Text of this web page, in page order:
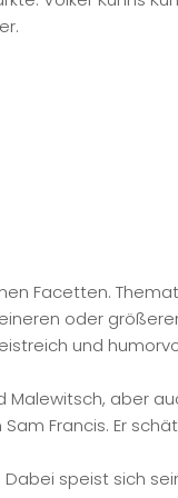
Facetten.
oder
und
Malewitsch, aber
Francis. Er
speist sich